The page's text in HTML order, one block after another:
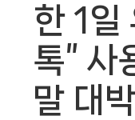
한 1일
톡” 사
말 대